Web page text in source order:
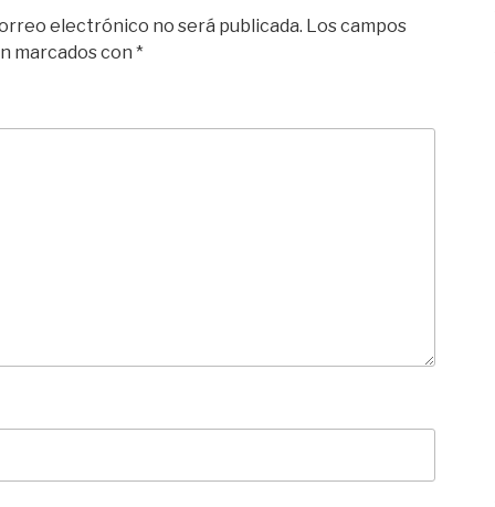
electrónico no será publicada. Los campos
marcados con *